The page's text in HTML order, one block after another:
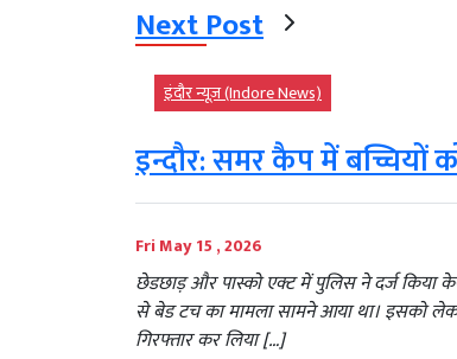
Next Post
इंदौर न्यूज़ (Indore News)
इन्दौर: समर कैप में बच्चियों
Fri May 15 , 2026
छेडछाड़ और पास्को एक्ट में पुलिस ने दर्ज किया
से बेड टच का मामला सामने आया था। इसको
गिरफ्तार कर लिया […]